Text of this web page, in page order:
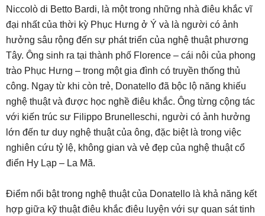
Niccolò di Betto Bardi, là một trong những nhà điêu khắc vĩ
đại nhất của thời kỳ Phục Hưng ở Ý và là người có ảnh
hưởng sâu rộng đến sự phát triển của nghệ thuật phương
Tây. Ông sinh ra tại thành phố Florence – cái nôi của phong
trào Phục Hưng – trong một gia đình có truyền thống thủ
công. Ngay từ khi còn trẻ, Donatello đã bộc lộ năng khiếu
nghệ thuật và được học nghề điêu khắc. Ông từng cộng tác
với kiến trúc sư Filippo Brunelleschi, người có ảnh hưởng
lớn đến tư duy nghệ thuật của ông, đặc biệt là trong việc
nghiên cứu tỷ lệ, không gian và vẻ đẹp của nghệ thuật cổ
điển Hy Lạp – La Mã.
Điểm nổi bật trong nghệ thuật của Donatello là khả năng kết
hợp giữa kỹ thuật điêu khắc điêu luyện với sự quan sát tinh